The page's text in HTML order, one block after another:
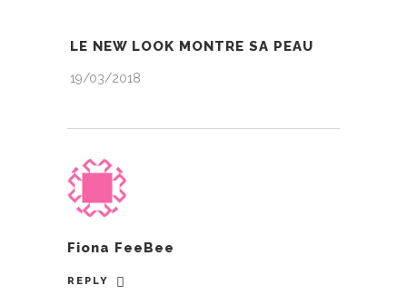
LE NEW LOOK MONTRE SA PEAU
19/03/2018
Fiona FeeBee
REPLY